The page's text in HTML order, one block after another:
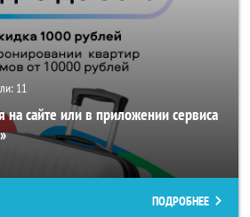
11
сайте или в приложении сервиса
ПОДРОБНЕЕ